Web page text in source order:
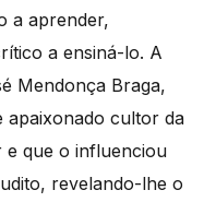
a aprender,
a ensiná-lo. A
Mendonça Braga,
apaixonado cultor da
e que o influenciou
revelando-lhe o